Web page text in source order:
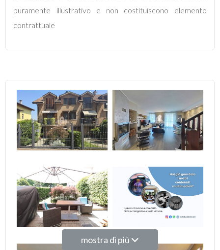
puramente illustrativo e non costituiscono elemento
contrattuale
mostra di più
5+
Altre
opzioni
multiscelta
Giardino